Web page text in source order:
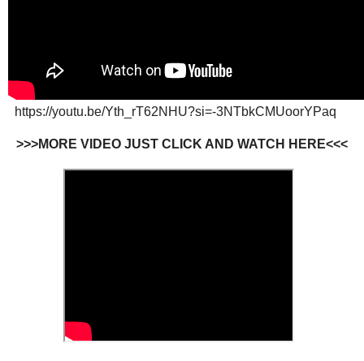
https://youtu.be/Yth_rT62NHU?si=-3NTbkCMUoorYPaq
>>>MORE VIDEO JUST CLICK AND WATCH HERE<<<